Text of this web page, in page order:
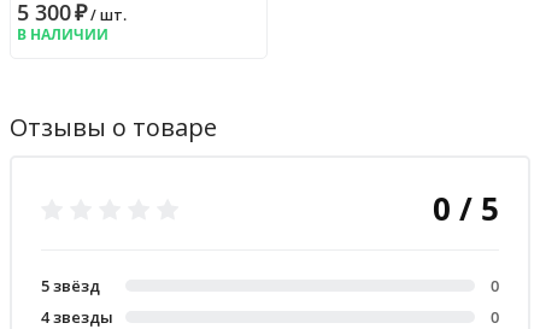
5 300₽/ шт.
В НАЛИЧИИ
Отзывы о товаре
0 / 5
5 звёзд
0
4 звезды
0